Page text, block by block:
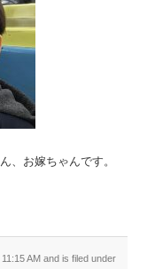
、お嫁ちゃんです。
AM and is filed under